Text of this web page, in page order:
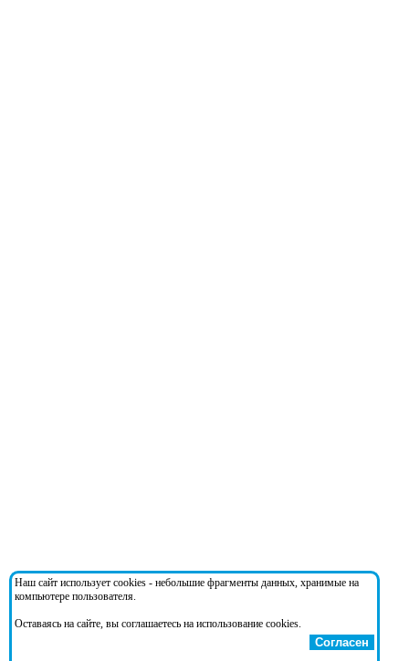
Наш сайт использует cookies - небольшие фрагменты данных, хранимые на
компьютере пользователя.
Оставаясь на сайте, вы соглашаетесь на использование cookies.
Согласен